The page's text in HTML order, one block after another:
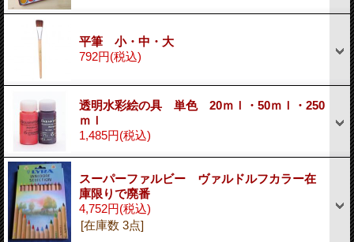
平筆 小・中・大
792円(税込)
透明水彩絵の具 単色 20ｍｌ・50ｍｌ・250
ｍｌ
1,485円(税込)
スーパーファルビー ヴァルドルフカラー在
庫限りで廃番
4,752円(税込)
[在庫数 3点]